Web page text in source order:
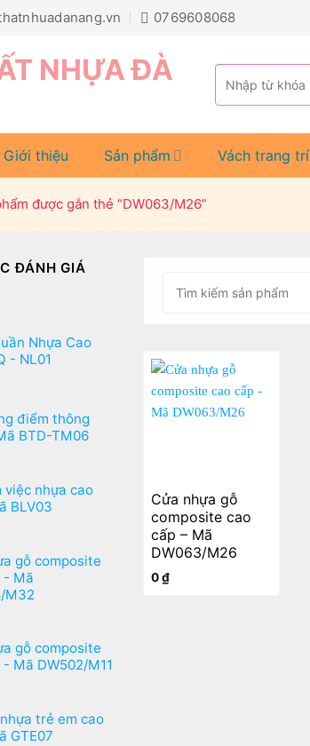
0769608068
Tìm
kiếm:
Giới thiệu Sản phẩm Vách trang trí
được gắn thẻ “DW063/M26”
ĐÁNH GIÁ
Nhựa Cao
- NL01
5 điểm thông
BTD-TM06
việc nhựa cao
BLV03
gỗ composite
- Mã
M32
gỗ composite
Mã DW502/M11
trẻ em cao
GTE07
Cửa nhựa gỗ
composite cao
cấp – Mã
DW063/M26
0₫